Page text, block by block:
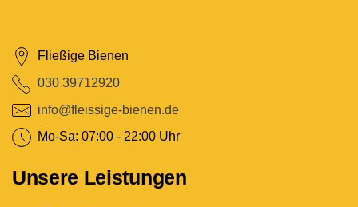
Fließige Bienen
‎030 39712920
info@fleissige-bienen.de
Mo-Sa: 07:00 - 22:00 Uhr
Unsere Leistungen